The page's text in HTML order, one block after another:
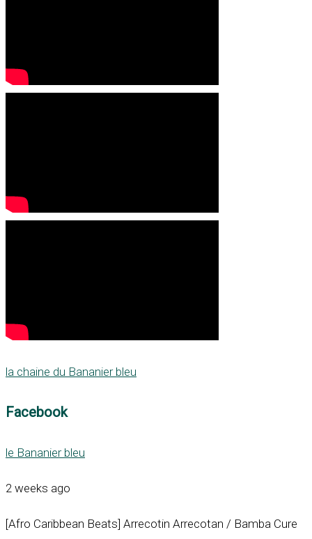
la chaine du Bananier bleu
Facebook
le Bananier bleu
2 weeks ago
[Afro Caribbean Beats] Arrecotin Arrecotan / Bamba Cure